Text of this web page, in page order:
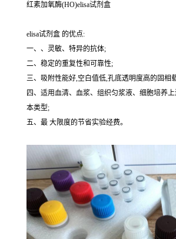
红素加氧酶(HO)elisa试剂盒
elisa试剂盒 的优点:
一、、灵敏、特异的抗体;
二、稳定的重复性和可靠性;
三、吸附性能好,空白值低,孔底透明度高的固相
四、适用血清、血浆、组织匀浆液、细胞培养
本类型;
五、最 大限度的节省实验经费。